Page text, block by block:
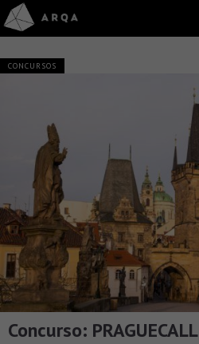
CONCURSOS
Concurso: PRAGUECALL